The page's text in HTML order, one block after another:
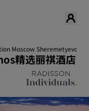
Moscow Sheremetyevo
精选丽祺酒店